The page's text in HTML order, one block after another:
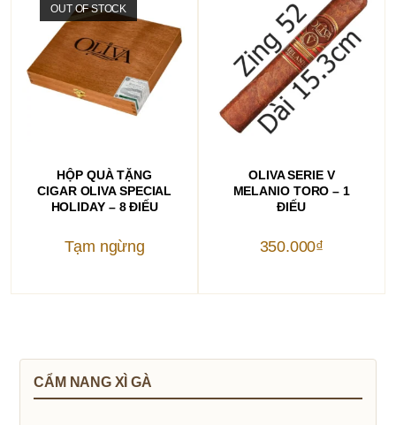
OUT OF STOCK
ĐỌC TIẾP
HỘP QUÀ TẶNG
CIGAR OLIVA SPECIAL
HOLIDAY – 8 ĐIẾU
Tạm ngừng
OLIVA SERIE V
MELANIO TORO – 1
ĐIẾU
350.000₫
CẨM NANG XÌ GÀ